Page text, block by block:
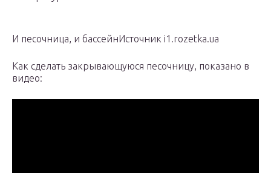
И песочница, и бассейнИсточник i1.rozetka.ua
Как сделать закрывающуюся песочницу, показано в
видео: